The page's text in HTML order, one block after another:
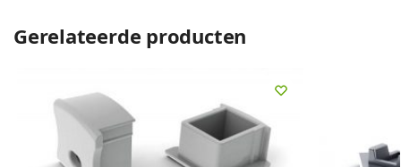
Gerelateerde producten